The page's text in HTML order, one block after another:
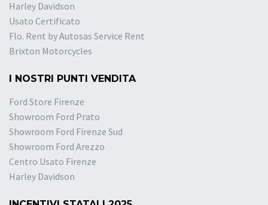
Harley Davidson
Usato Certificato
Flo. Rent by Autosas Service Rent
Brixton Motorcycles
I NOSTRI PUNTI VENDITA
Ford Store Firenze
Showroom Ford Prato
Showroom Ford Firenze Sud
Showroom Ford Arezzo
Centro Usato Firenze
Harley Davidson